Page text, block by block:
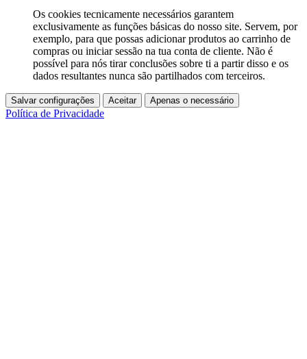
Os cookies tecnicamente necessários garantem
exclusivamente as funções básicas do nosso site. Servem, por
exemplo, para que possas adicionar produtos ao carrinho de
compras ou iniciar sessão na tua conta de cliente. Não é
possível para nós tirar conclusões sobre ti a partir disso e os
dados resultantes nunca são partilhados com terceiros.
Salvar configurações Aceitar Apenas o necessário
Política de Privacidade